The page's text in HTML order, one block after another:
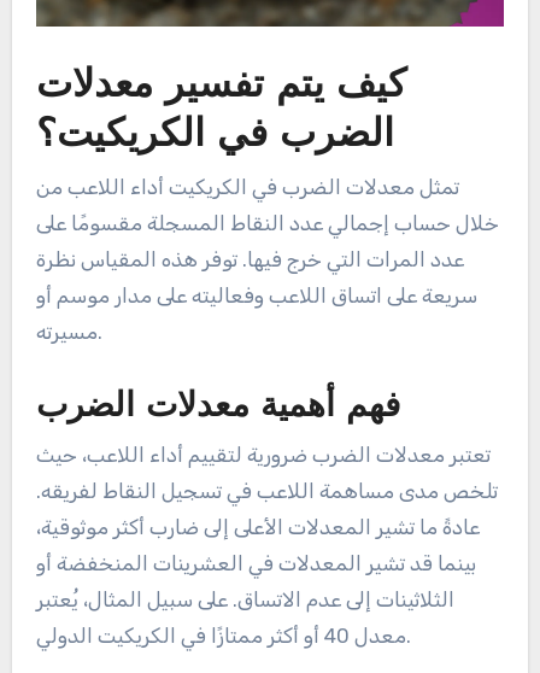
كيف يتم تفسير معدلات
الضرب في الكريكيت؟
تمثل معدلات الضرب في الكريكيت أداء اللاعب من
خلال حساب إجمالي عدد النقاط المسجلة مقسومًا على
عدد المرات التي خرج فيها. توفر هذه المقياس نظرة
سريعة على اتساق اللاعب وفعاليته على مدار موسم أو
مسيرته.
فهم أهمية معدلات الضرب
تعتبر معدلات الضرب ضرورية لتقييم أداء اللاعب، حيث
تلخص مدى مساهمة اللاعب في تسجيل النقاط لفريقه.
عادةً ما تشير المعدلات الأعلى إلى ضارب أكثر موثوقية،
بينما قد تشير المعدلات في العشرينات المنخفضة أو
الثلاثينات إلى عدم الاتساق. على سبيل المثال، يُعتبر
معدل 40 أو أكثر ممتازًا في الكريكيت الدولي.